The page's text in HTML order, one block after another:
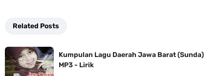
Related Posts
Kumpulan Lagu Daerah Jawa Barat (Sunda)
MP3 - Lirik